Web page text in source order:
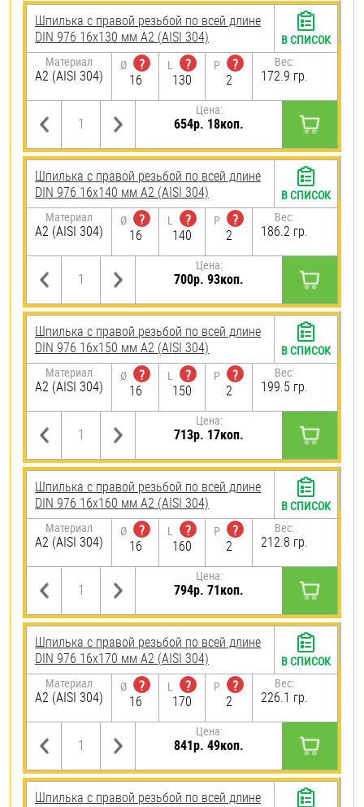
Шпилька с правой резьбой по всей длине
DIN 976 16х130 мм А2 (AISI 304)
Материал
А2 (AISI 304)
Ø
?
16
L
?
130
P
?
2
Вес:
172.9 гр.
Цена:
654р. 18коп.
В СПИСОК
Шпилька с правой резьбой по всей длине
DIN 976 16х140 мм А2 (AISI 304)
Материал
А2 (AISI 304)
Ø
?
16
L
?
140
P
?
2
Вес:
186.2 гр.
Цена:
700р. 93коп.
В СПИСОК
Шпилька с правой резьбой по всей длине
DIN 976 16х150 мм А2 (AISI 304)
Материал
А2 (AISI 304)
Ø
?
16
L
?
150
P
?
2
Вес:
199.5 гр.
Цена:
713р. 17коп.
В СПИСОК
Шпилька с правой резьбой по всей длине
DIN 976 16х160 мм А2 (AISI 304)
Материал
А2 (AISI 304)
Ø
?
16
L
?
160
P
?
2
Вес:
212.8 гр.
Цена:
794р. 71коп.
В СПИСОК
Шпилька с правой резьбой по всей длине
DIN 976 16х170 мм А2 (AISI 304)
Материал
А2 (AISI 304)
Ø
?
16
L
?
170
P
?
2
Вес:
226.1 гр.
Цена:
841р. 49коп.
В СПИСОК
Шпилька с правой резьбой по всей длине